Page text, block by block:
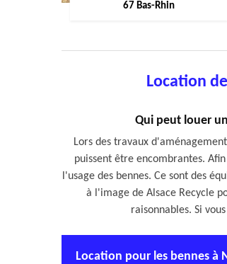
67 Bas-Rhin
Location
Qui peut louer
Lors des travaux
puissent être encombrantes.
l'usage des bennes. Ce sont des
à l'image de Alsace Recycle
raisonnables. Si
Location pour les bennes à